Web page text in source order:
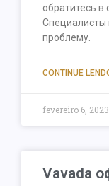
обратитесь
Специалисты
проблему.
CONTINUE
fevereiro 6, 2023
Vavada